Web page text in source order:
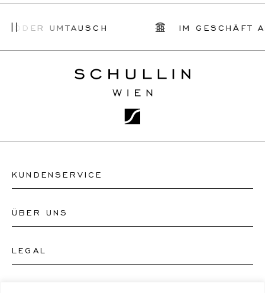
IM GESCHÄFT
KUNDENSERVICE
Kontakt Uhrengeschäft
ÜBER UNS
Über uns
LEGAL